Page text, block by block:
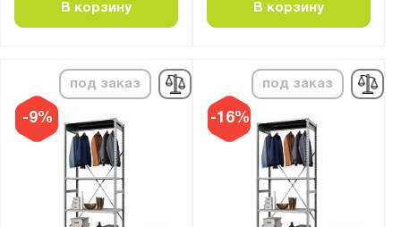
В корзину В корзину
-9%
под заказ
-16%
под заказ
Верстакофф
ГТС
Диком
Диполь
МОСХРАН
Металл-Завод